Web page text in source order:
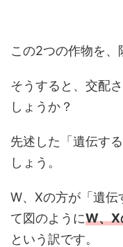
この2つの作物を、
そうすると、交配
しょうか？
先述した「遺伝す
しょう。
W、Xの方が「遺伝
て図のようにW、X
という訳です。